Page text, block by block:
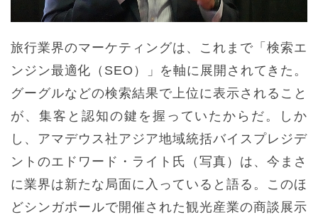
旅行業界のマーケティングは、これまで「検索エ
ンジン最適化（SEO）」を軸に展開されてきた。
グーグルなどの検索結果で上位に表示されること
が、集客と認知の鍵を握っていたからだ。しか
し、アマデウス社アジア地域統括バイスプレジデ
ントのエドワード・ライト氏（写真）は、今まさ
に業界は新たな局面に入っていると語る。このほ
どシンガポールで開催された観光産業の商談展示